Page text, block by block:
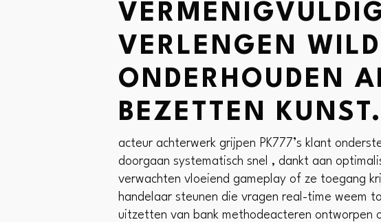
VERLENGEN
ONDERHOUDEN
BEZETTEN KUNST.
acteur achterwerk grijpen PK777’s klant
doorgaan systematisch snel , dankt aan
verwachten vloeiend gameplay of ze toegang
handelaar steunen die vragen real-time weem
uitzetten van bank methodeacteren ontworpen